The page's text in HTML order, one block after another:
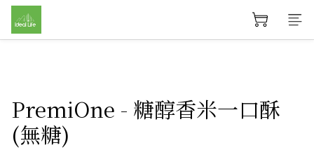
PremiOne - 糖醇香米一口酥
(無糖)